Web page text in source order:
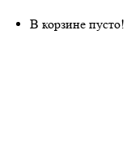
В корзине пусто!